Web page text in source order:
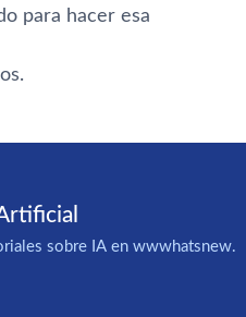
para hacer esa
sobre IA en wwwhatsnew.